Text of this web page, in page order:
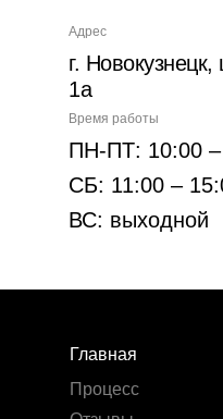
Время работы
ПН-ПТ: 10:00
СБ: 11:00 –
ВС: выходной
Адрес
г.
1а
Главная
Процесс